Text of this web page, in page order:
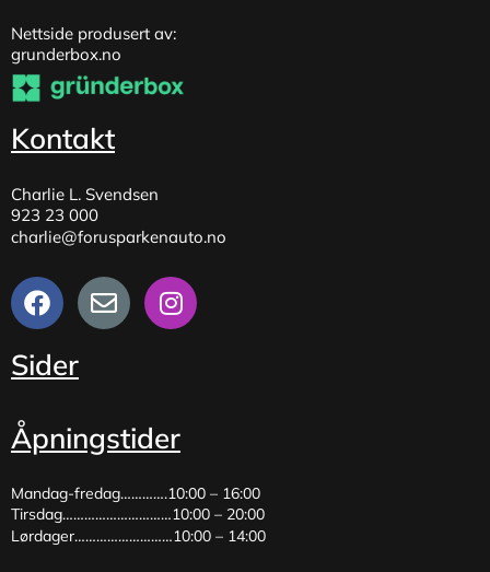
Nettside produsert av:
grunderbox.no
Kontakt
Charlie L. Svendsen
923 23 000
charlie@forusparkenauto.no
Sider
Åpningstider
Mandag-fredag………….10:00 – 16:00
Tirsdag…………………………10:00 – 20:00
Lørdager………………………10:00 – 14:00